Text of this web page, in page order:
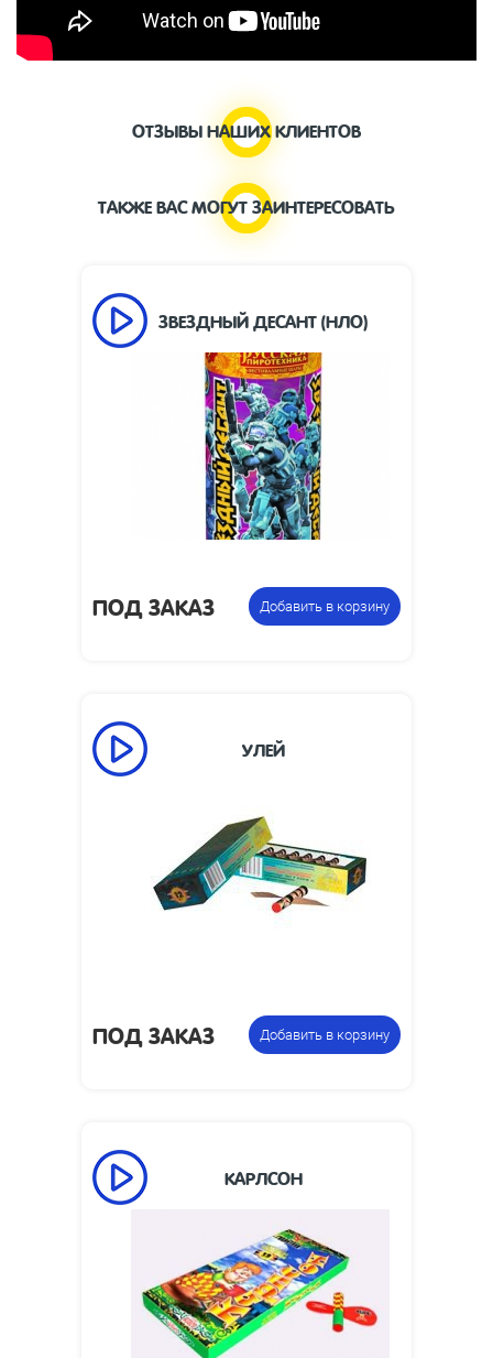
ОТЗЫВЫ НАШИХ КЛИЕНТОВ
ТАКЖЕ ВАС МОГУТ ЗАИНТЕРЕСОВАТЬ
ЗВЕЗДНЫЙ ДЕСАНТ (НЛО)
Размеры изделия, мм:
150 х 360
Цена указана за
Пусковая труба,
НЛО
ПОД ЗАКАЗ Добавить в корзину
УЛЕЙ
ПОД ЗАКАЗ Добавить в корзину
КАРЛСОН
фейерверками